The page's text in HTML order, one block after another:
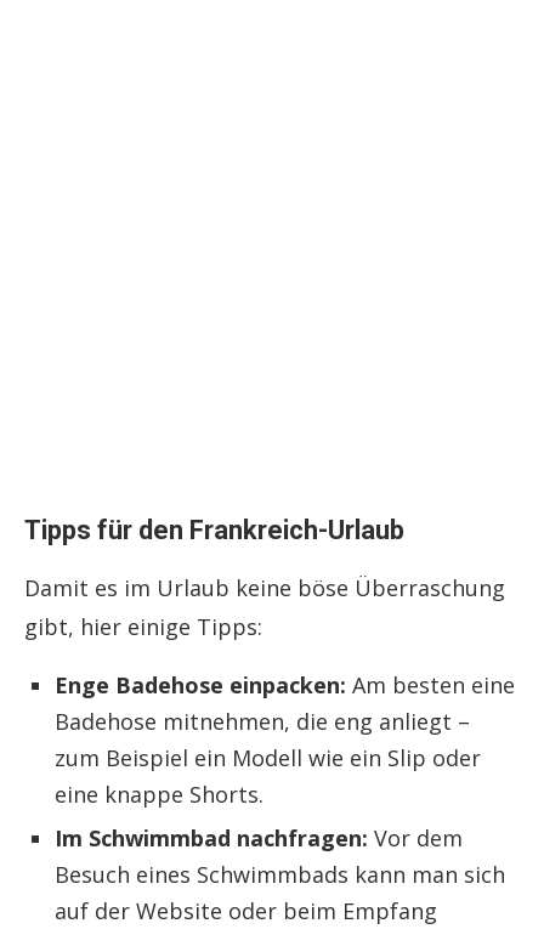
Tipps für den Frankreich-Urlaub
Damit es im Urlaub keine böse Überraschung
gibt, hier einige Tipps:
Enge Badehose einpacken: Am besten eine
Badehose mitnehmen, die eng anliegt –
zum Beispiel ein Modell wie ein Slip oder
eine knappe Shorts.
Im Schwimmbad nachfragen: Vor dem
Besuch eines Schwimmbads kann man sich
auf der Website oder beim Empfang